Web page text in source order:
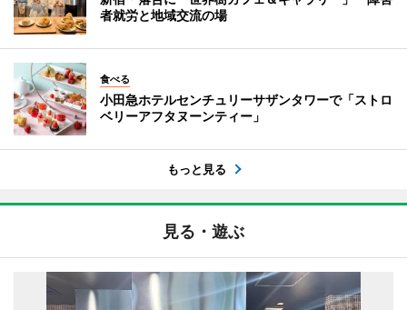
者就労と地域交流の場
食べる
小田急ホテルセンチュリーサザンタワーで「ストロ
ベリーアフタヌーンティー」
もっと見る
見る・遊ぶ